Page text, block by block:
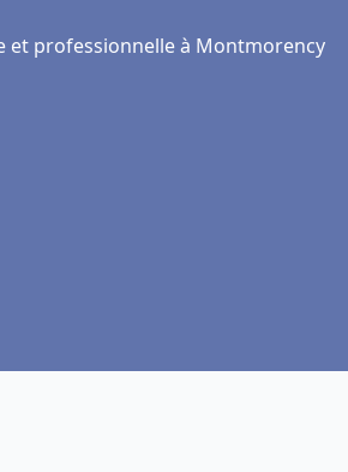
et professionnelle à Montmorency